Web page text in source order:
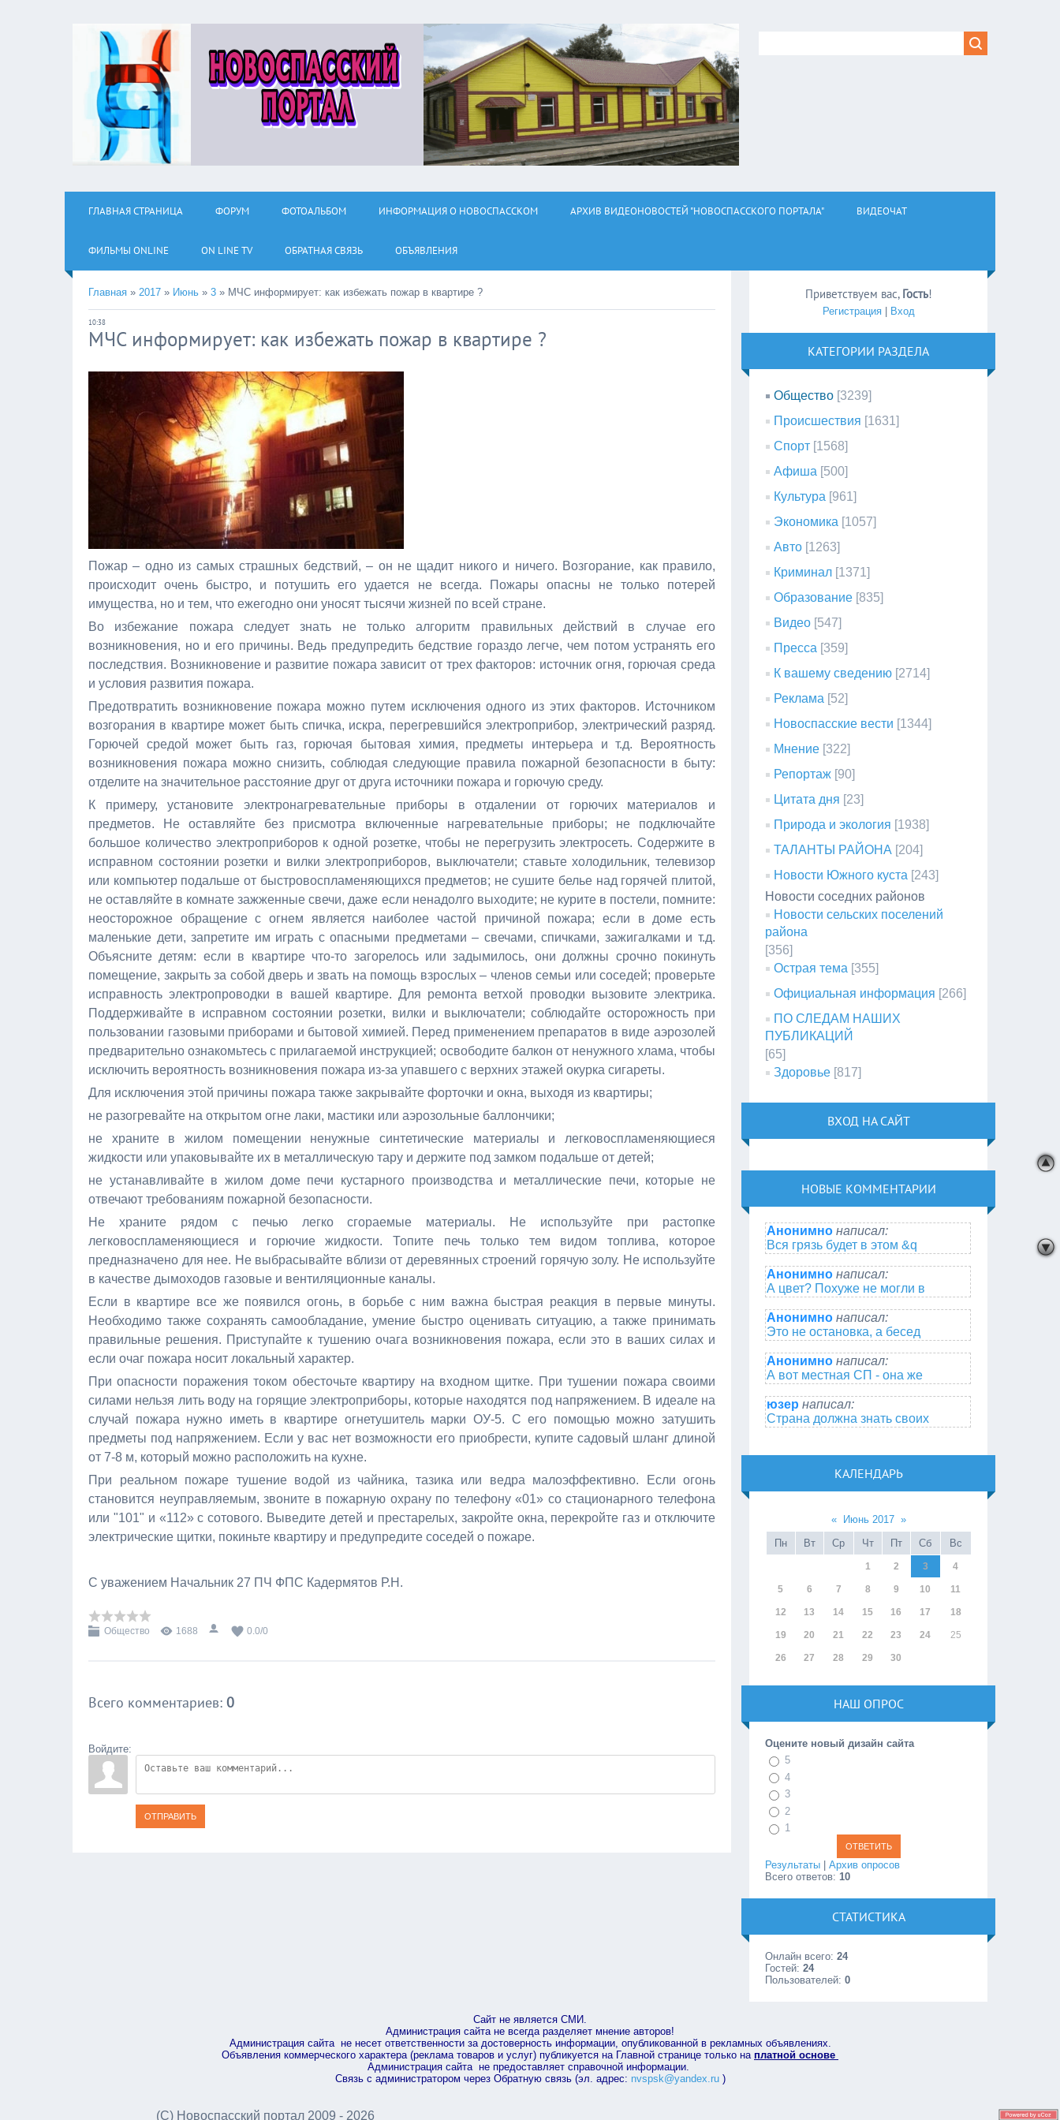
ГЛАВНАЯ СТРАНИЦА ФОРУМ ФОТОАЛЬБОМ ИНФОРМАЦИЯ О НОВОСПАССКОМ АРХИВ ВИДЕОНОВОСТЕЙ "НОВОСПАССКОГО ПОРТАЛА" ВИДЕОЧАТ
ФИЛЬМЫ ОNLINE ON LINE TV ОБРАТНАЯ СВЯЗЬ ОБЪЯВЛЕНИЯ
Главная » 2017 » Июнь » 3 » МЧС информирует: как избежать пожар в квартире ?
10:38
МЧС информирует: как избежать пожар в квартире ?
Пожар – одно из самых страшных бедствий, – он не щадит никого и ничего. Возгорание, как правило,
происходит очень быстро, и потушить его удается не всегда. Пожары опасны не только потерей
имущества, но и тем, что ежегодно они уносят тысячи жизней по всей стране.
Во избежание пожара следует знать не только алгоритм правильных действий в случае его
возникновения, но и его причины. Ведь предупредить бедствие гораздо легче, чем потом устранять его
последствия. Возникновение и развитие пожара зависит от трех факторов: источник огня, горючая среда
и условия развития пожара.
Предотвратить возникновение пожара можно путем исключения одного из этих факторов. Источником
возгорания в квартире может быть спичка, искра, перегревшийся электроприбор, электрический разряд.
Горючей средой может быть газ, горючая бытовая химия, предметы интерьера и т.д. Вероятность
возникновения пожара можно снизить, соблюдая следующие правила пожарной безопасности в быту:
отделите на значительное расстояние друг от друга источники пожара и горючую среду.
К примеру, установите электронагревательные приборы в отдалении от горючих материалов и
предметов. Не оставляйте без присмотра включенные нагревательные приборы; не подключайте
большое количество электроприборов к одной розетке, чтобы не перегрузить электросеть. Содержите в
исправном состоянии розетки и вилки электроприборов, выключатели; ставьте холодильник, телевизор
или компьютер подальше от быстровоспламеняющихся предметов; не сушите белье над горячей плитой,
не оставляйте в комнате зажженные свечи, даже если ненадолго выходите; не курите в постели, помните:
неосторожное обращение с огнем является наиболее частой причиной пожара; если в доме есть
маленькие дети, запретите им играть с опасными предметами – свечами, спичками, зажигалками и т.д.
Объясните детям: если в квартире что-то загорелось или задымилось, они должны срочно покинуть
помещение, закрыть за собой дверь и звать на помощь взрослых – членов семьи или соседей; проверьте
исправность электропроводки в вашей квартире. Для ремонта ветхой проводки вызовите электрика.
Поддерживайте в исправном состоянии розетки, вилки и выключатели; соблюдайте осторожность при
пользовании газовыми приборами и бытовой химией. Перед применением препаратов в виде аэрозолей
предварительно ознакомьтесь с прилагаемой инструкцией; освободите балкон от ненужного хлама, чтобы
исключить вероятность возникновения пожара из-за упавшего с верхних этажей окурка сигареты.
Для исключения этой причины пожара также закрывайте форточки и окна, выходя из квартиры;
не разогревайте на открытом огне лаки, мастики или аэрозольные баллончики;
не храните в жилом помещении ненужные синтетические материалы и легковоспламеняющиеся
жидкости или упаковывайте их в металлическую тару и держите под замком подальше от детей;
не устанавливайте в жилом доме печи кустарного производства и металлические печи, которые не
отвечают требованиям пожарной безопасности.
Не храните рядом с печью легко сгораемые материалы. Не используйте при растопке
легковоспламеняющиеся и горючие жидкости. Топите печь только тем видом топлива, которое
предназначено для нее. Не выбрасывайте вблизи от деревянных строений горячую золу. Не используйте
в качестве дымоходов газовые и вентиляционные каналы.
Если в квартире все же появился огонь, в борьбе с ним важна быстрая реакция в первые минуты.
Необходимо также сохранять самообладание, умение быстро оценивать ситуацию, а также принимать
правильные решения. Приступайте к тушению очага возникновения пожара, если это в ваших силах и
если очаг пожара носит локальный характер.
При опасности поражения током обесточьте квартиру на входном щитке. При тушении пожара своими
силами нельзя лить воду на горящие электроприборы, которые находятся под напряжением. В идеале на
случай пожара нужно иметь в квартире огнетушитель марки ОУ-5. С его помощью можно затушить
предметы под напряжением. Если у вас нет возможности его приобрести, купите садовый шланг длиной
от 7-8 м, который можно расположить на кухне.
При реальном пожаре тушение водой из чайника, тазика или ведра малоэффективно. Если огонь
становится неуправляемым, звоните в пожарную охрану по телефону «01» со стационарного телефона
или "101" и «112» с сотового. Выведите детей и престарелых, закройте окна, перекройте газ и отключите
электрические щитки, покиньте квартиру и предупредите соседей о пожаре.
С уважением Начальник 27 ПЧ ФПС Кадермятов Р.Н.
Общество 1688 0.0/0
Всего комментариев: 0
Войдите:
ОТПРАВИТЬ
Приветствуем вас, Гость!
Регистрация| Вход
КАТЕГОРИИ РАЗДЕЛА
Общество [3239]
Происшествия [1631]
Спорт [1568]
Афиша [500]
Культура [961]
Экономика [1057]
Авто [1263]
Криминал [1371]
Образование [835]
Видео [547]
Пресса [359]
К вашему сведению [2714]
Реклама [52]
Новоспасские вести [1344]
Мнение [322]
Репортаж [90]
Цитата дня [23]
Природа и экология [1938]
ТАЛАНТЫ РАЙОНА [204]
Новости Южного куста [243]
Новости соседних районов
Новости сельских поселений
района
[356]
Острая тема [355]
Официальная информация [266]
ПО СЛЕДАМ НАШИХ
ПУБЛИКАЦИЙ
[65]
Здоровье [817]
ВХОД НА САЙТ
НОВЫЕ КОММЕНТАРИИ
Анонимно написал:
Вся грязь будет в этом &q
Анонимно написал:
А цвет? Похуже не могли в
Анонимно написал:
Это не остановка, а бесед
Анонимно написал:
А вот местная СП - она же
юзер написал:
Страна должна знать своих
КАЛЕНДАРЬ
« Июнь 2017 »
Пн
Вт Ср Чт Пт Сб Вс
1 2 3 4
5 6 7 8 9 10 11
12 13 14 15 16 17 18
19 20 21 22 23 24 25
26 27 28 29 30
НАШ ОПРОС
Оцените новый дизайн сайта
5
4
3
2
1
Результаты |Архив опросов
Всего ответов: 10
СТАТИСТИКА
Онлайн всего:24
Гостей:24
Пользователей:0
Сайт не является СМИ.
Администрация сайта не всегда разделяет мнение авторов!
Администрация сайта не несет ответственности за достоверность информации, опубликованной в рекламных объявлениях.
Объявления коммерческого характера (реклама товаров и услуг) публикуется на Главной странице только на платной основе
Администрация сайта не предоставляет справочной информации.
Связь с администратором через Обратную связь (эл. адрес: nvspsk@yandex.ru)
(С) Новоспасский портал 2009 - 2026